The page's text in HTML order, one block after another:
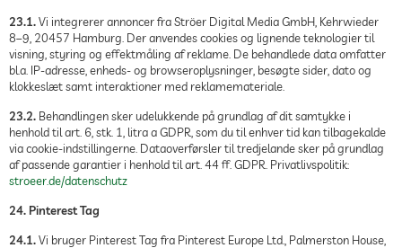
23.1.Vi integrerer annoncer fra Ströer Digital Media GmbH, Kehrwieder
8–9, 20457 Hamburg. Der anvendes cookies og lignende teknologier til
visning, styring og effektmåling af reklame. De behandlede data omfatter
bl.a. IP-adresse, enheds- og browseroplysninger, besøgte sider, dato og
klokkeslæt samt interaktioner med reklamemateriale.
23.2. Behandlingen sker udelukkende på grundlag af dit samtykke i
henhold til art. 6, stk. 1, litra a GDPR, som du til enhver tid kan tilbagekalde
via cookie-indstillingerne. Dataoverførsler til tredjelande sker på grundlag
af passende garantier i henhold til art. 44 ff. GDPR. Privatlivspolitik:
stroeer.de/datenschutz
24. Pinterest Tag
24.1.Vi bruger Pinterest Tag fra Pinterest Europe Ltd., Palmerston House,